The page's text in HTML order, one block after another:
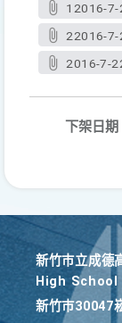
12016-
22016-
2016-7-
下架日期
新竹巿立成
High School
新竹巿30047